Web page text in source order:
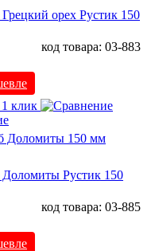
орех Рустик 150
код товара: 03-883
клик
Рустик 150
код товара: 03-885